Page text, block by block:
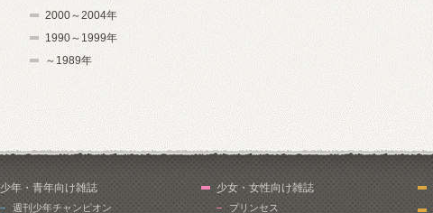
2000～2004年
1990～1999年
～1989年
少年・青年向け雑誌
週刊少年チャンピオン
少女・女性向け雑誌
プリンセス